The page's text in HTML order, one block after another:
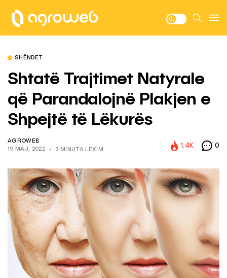
SHËNDET
Shtatë Trajtimet Natyrale
që Parandalojnë Plakjen e
Shpejtë të Lëkurës
AGROWEB
19 MAJ, 2022
3 MINUTA LEXIM
1.4K 0